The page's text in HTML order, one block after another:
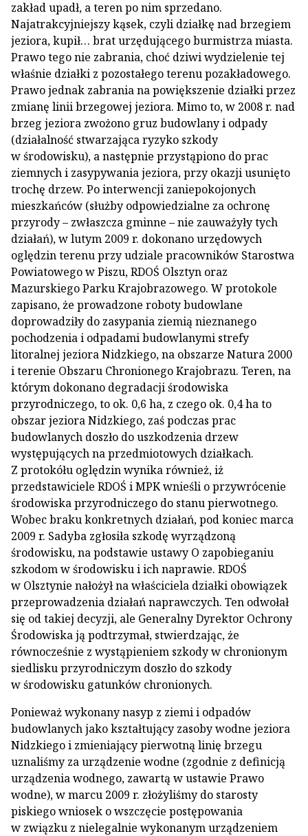
zakład upadł, a teren po nim sprzedano.
Najatrakcyjniejszy kąsek, czyli działkę nad brzegiem
jeziora, kupił… brat urzędującego burmistrza miasta.
Prawo tego nie zabrania, choć dziwi wydzielenie tej
właśnie działki z pozostałego terenu pozakładowego.
Prawo jednak zabrania na powiększenie działki przez
zmianę linii brzegowej jeziora. Mimo to, w 2008 r. nad
brzeg jeziora zwożono gruz budowlany i odpady
(działalność stwarzająca ryzyko szkody
w środowisku), a następnie przystąpiono do prac
ziemnych i zasypywania jeziora, przy okazji usunięto
trochę drzew. Po interwencji zaniepokojonych
mieszkańców (służby odpowiedzialne za ochronę
przyrody – zwłaszcza gminne – nie zauważyły tych
działań), w lutym 2009 r. dokonano urzędowych
oględzin terenu przy udziale pracowników Starostwa
Powiatowego w Piszu, RDOŚ Olsztyn oraz
Mazurskiego Parku Krajobrazowego. W protokole
zapisano, że prowadzone roboty budowlane
doprowadziły do zasypania ziemią nieznanego
pochodzenia i odpadami budowlanymi strefy
litoralnej jeziora Nidzkiego, na obszarze Natura 2000
i terenie Obszaru Chronionego Krajobrazu. Teren, na
którym dokonano degradacji środowiska
przyrodniczego, to ok. 0,6 ha, z czego ok. 0,4 ha to
obszar jeziora Nidzkiego, zaś podczas prac
budowlanych doszło do uszkodzenia drzew
występujących na przedmiotowych działkach.
Z protokółu oględzin wynika również, iż
przedstawiciele RDOŚ i MPK wnieśli o przywrócenie
środowiska przyrodniczego do stanu pierwotnego.
Wobec braku konkretnych działań, pod koniec marca
2009 r. Sadyba zgłosiła szkodę wyrządzoną
środowisku, na podstawie ustawy O zapobieganiu
szkodom w środowisku i ich naprawie. RDOŚ
w Olsztynie nałożył na właściciela działki obowiązek
przeprowadzenia działań naprawczych. Ten odwołał
się od takiej decyzji, ale Generalny Dyrektor Ochrony
Środowiska ją podtrzymał, stwierdzając, że
równocześnie z wystąpieniem szkody w chronionym
siedlisku przyrodniczym doszło do szkody
w środowisku gatunków chronionych.
Ponieważ wykonany nasyp z ziemi i odpadów
budowlanych jako kształtujący zasoby wodne jeziora
Nidzkiego i zmieniający pierwotną linię brzegu
uznaliśmy za urządzenie wodne (zgodnie z definicją
urządzenia wodnego, zawartą w ustawie Prawo
wodne), w marcu 2009 r. złożyliśmy do starosty
piskiego wniosek o wszczęcie postępowania
w związku z nielegalnie wykonanym urządzeniem